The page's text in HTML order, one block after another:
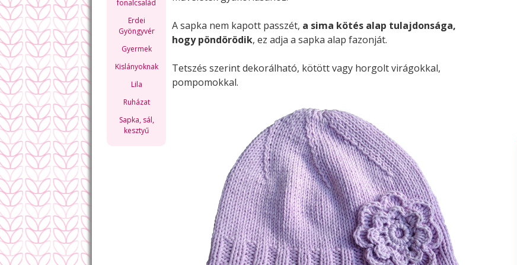
fonalcsalád
Erdei
Gyöngyvér
Gyermek
Kislányoknak
Lila
Ruházat
Sapka, sál,
kesztyű
A sapka nem kapott passzét, a sima kötés alap tulajdonsága,
hogy pöndörödik, ez adja a sapka alap fazonját.
Tetszés szerint dekorálható, kötött vagy horgolt virágokkal,
pompomokkal.